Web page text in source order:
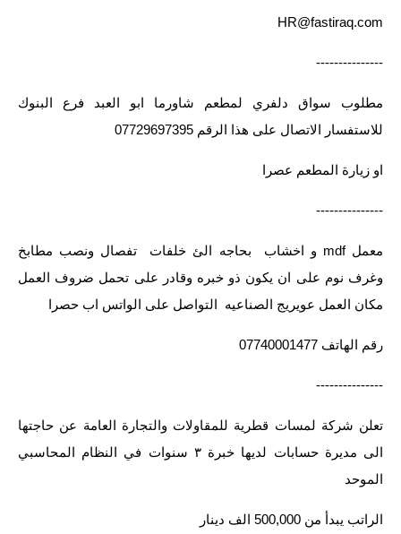
HR@fastiraq.com
---------------
مطلوب سواق دلفري لمطعم شاورما ابو العبد فرع البنوك
للاستفسار الاتصال على هذا الرقم 07729697395
او زيارة المطعم عصرا
---------------
معمل mdf و اخشاب بحاجه الئ خلفات تفصال ونصب مطابخ
وغرف نوم على ان يكون ذو خبره وقادر على تحمل ضروف العمل
مكان العمل عويريج الصناعيه التواصل على الواتس اب حصرا
رقم الهاتف 07740001477
---------------
تعلن شركة لمسات قطرية للمقاولات والتجارة العامة عن حاجتها
الى مديرة حسابات لديها خبرة ٣ سنوات في النظام المحاسبي
الموحد
الراتب يبدأ من 500,000 الف دينار